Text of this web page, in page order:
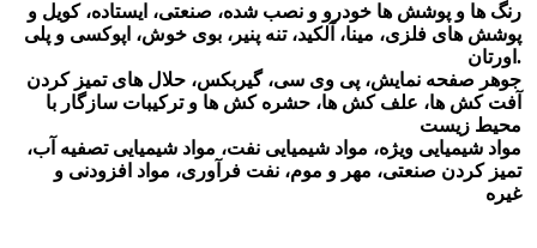
رنگ ها و پوشش ها خودرو و نصب شده، صنعتی، ایستاده، کویل و
پوشش های فلزی، مینا، آلکید، تنه پنیر، بوی خوش، اپوکسی و پلی
اورتان.
جوهر صفحه نمایش، پی وی سی، گیربکس، حلال های تمیز کردن
آفت کش ها، علف کش ها، حشره کش ها و ترکیبات سازگار با
محیط زیست
مواد شیمیایی ویژه، مواد شیمیایی نفت، مواد شیمیایی تصفیه آب،
تمیز کردن صنعتی، مهر و موم، نفت فرآوری، مواد افزودنی و
غیره